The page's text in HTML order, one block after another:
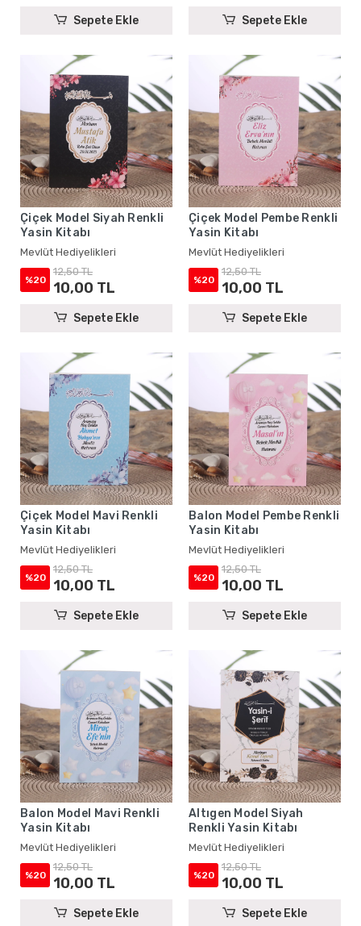
Sepete Ekle Sepete Ekle
Çiçek Model Siyah Renkli
Yasin Kitabı
Mevlüt Hediyelikleri
%20
12,50 TL
10,00 TL
Sepete Ekle
Çiçek Model Pembe Renkli
Yasin Kitabı
Mevlüt Hediyelikleri
%20
12,50 TL
10,00 TL
Sepete Ekle
Çiçek Model Mavi Renkli
Yasin Kitabı
Mevlüt Hediyelikleri
%20
12,50 TL
10,00 TL
Sepete Ekle
Balon Model Pembe Renkli
Yasin Kitabı
Mevlüt Hediyelikleri
%20
12,50 TL
10,00 TL
Sepete Ekle
Balon Model Mavi Renkli
Yasin Kitabı
Mevlüt Hediyelikleri
%20
12,50 TL
10,00 TL
Sepete Ekle
Altıgen Model Siyah
Renkli Yasin Kitabı
Mevlüt Hediyelikleri
%20
12,50 TL
10,00 TL
Sepete Ekle